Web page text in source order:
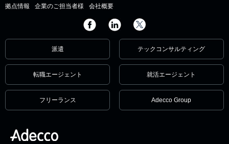
拠点情報 企業のご担当者様 会社概要
派遣 テックコンサルティング
転職エージェント 就活エージェント
フリーランス Adecco Group